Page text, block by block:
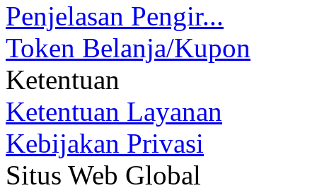
Penjelasan Pengir...
Token Belanja/Kupon
Ketentuan
Ketentuan Layanan
Kebijakan Privasi
Situs Web Global